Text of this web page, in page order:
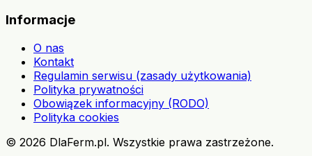
Informacje
O nas
Kontakt
Regulamin serwisu (zasady użytkowania)
Polityka prywatności
Obowiązek informacyjny (RODO)
Polityka cookies
© 2026 DlaFerm.pl. Wszystkie prawa zastrzeżone.